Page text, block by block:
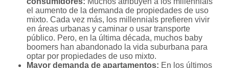
el aumento de la demanda de propiedades de uso
mixto. Cada vez más, los millennials prefieren vivir
en áreas urbanas y caminar o usar transporte
público. Pero, en la última década, muchos baby
boomers han abandonado la vida suburbana para
optar por propiedades de uso mixto.
Mayor demanda de apartamentos: En los últimos